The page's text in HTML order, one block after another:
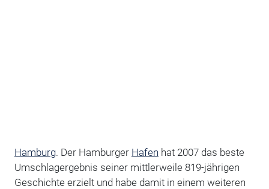
Hamburg. Der Hamburger Hafen hat 2007 das beste
Umschlagergebnis seiner mittlerweile 819-jährigen
Geschichte erzielt und habe damit in einem weiteren